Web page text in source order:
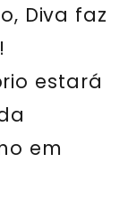
Diva faz
estará
em